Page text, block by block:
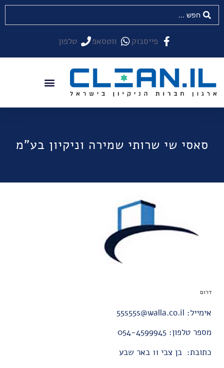
פייסבוק ווטסאפ טלפון
סאסי שי שרותי שמירה וניקיון בע"מ
דרום
אימייל: 55s55s@walla.co.il
מספר טלפון: 054-4599945
כתובת: בן צבי 11 באר שבע